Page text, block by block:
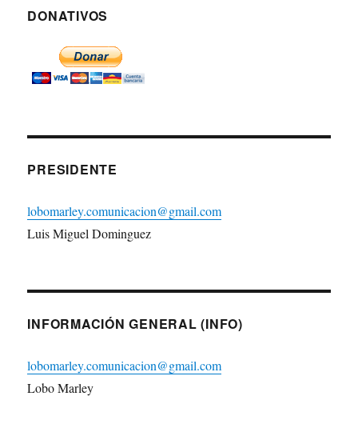
DONATIVOS
PRESIDENTE
lobomarley.comunicacion@gmail.com
Luis Miguel Dominguez
INFORMACIÓN GENERAL (INFO)
lobomarley.comunicacion@gmail.com
Lobo Marley